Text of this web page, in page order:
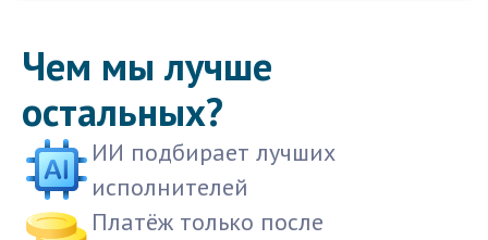
Чем мы лучше
остальных?
ИИ подбирает лучших
исполнителей
Платёж только после